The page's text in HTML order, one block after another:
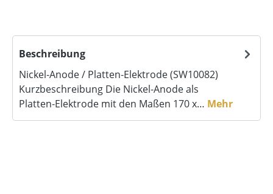
Beschreibung
Nickel‑Anode / Platten‑Elektrode (SW10082)
Kurzbeschreibung Die Nickel‑Anode als
Platten‑Elektrode mit den Maßen 170 x… Mehr